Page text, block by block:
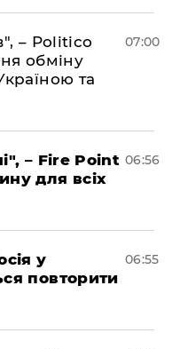
– Politico
обміну
та
07:00
– Fire Point
для всіх
06:56
у
повторити
06:55